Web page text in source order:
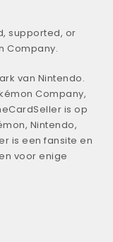
supported, or
Company.
van Nintendo.
Company,
is op
Nintendo,
is een fansite en
voor enige